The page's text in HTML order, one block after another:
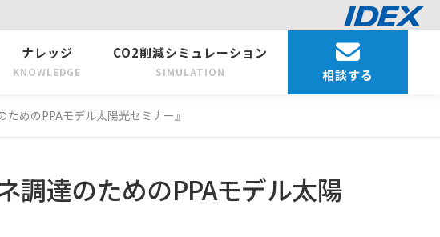
ナレッジ
KNOWLEDGE
CO2削減シミュレーション
SIMULATION 相談する
めのPPAモデル太陽光セミナー』
達のためのPPAモデル太陽